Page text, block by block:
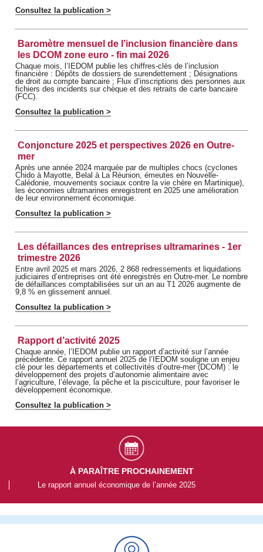
Consultez la publication >
Baromètre mensuel de l’inclusion financière dans
les DCOM zone euro - fin mai 2026
Chaque mois, l’IEDOM publie les chiffres-clés de l’inclusion
financière : Dépôts de dossiers de surendettement ; Désignations
de droit au compte bancaire ; Flux d’inscriptions des personnes aux
fichiers des incidents sur chèque et des retraits de carte bancaire
(FCC).
Consultez la publication >
Conjoncture 2025 et perspectives 2026 en Outre-
mer
Après une année 2024 marquée par de multiples chocs (cyclones
Chido à Mayotte, Belal à La Réunion, émeutes en Nouvelle-
Calédonie, mouvements sociaux contre la vie chère en Martinique),
les économies ultramarines enregistrent en 2025 une amélioration
de leur environnement économique.
Consultez la publication >
Les défaillances des entreprises ultramarines - 1er
trimestre 2026
Entre avril 2025 et mars 2026, 2 868 redressements et liquidations
judiciaires d’entreprises ont été enregistrés en Outre-mer. Le nombre
de défaillances comptabilisées sur un an au T1 2026 augmente de
9,8 % en glissement annuel.
Consultez la publication >
Rapport d’activité 2025
Chaque année, l’IEDOM publie un rapport d’activité sur l’année
précédente. Ce rapport annuel 2025 de l’IEDOM souligne un enjeu
clé pour les départements et collectivités d’outre-mer (DCOM) : le
développement des projets d’autonomie alimentaire avec
l’agriculture, l’élevage, la pêche et la pisciculture, pour favoriser le
développement économique.
Consultez la publication >
À PARAÎTRE PROCHAINEMENT
Le rapport annuel économique de l’année 2025